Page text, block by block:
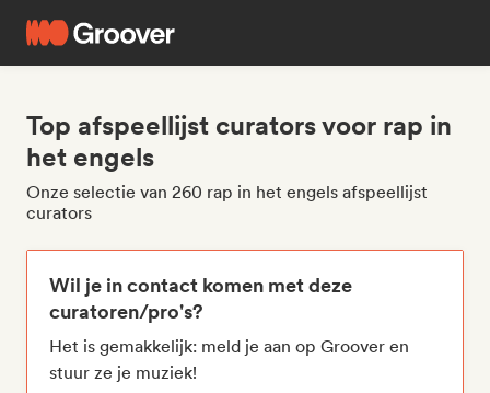
Top afspeellijst curators voor rap in
het engels
Onze selectie van 260 rap in het engels afspeellijst
curators
Wil je in contact komen met deze
curatoren/pro's?
Het is gemakkelijk: meld je aan op Groover en
stuur ze je muziek!